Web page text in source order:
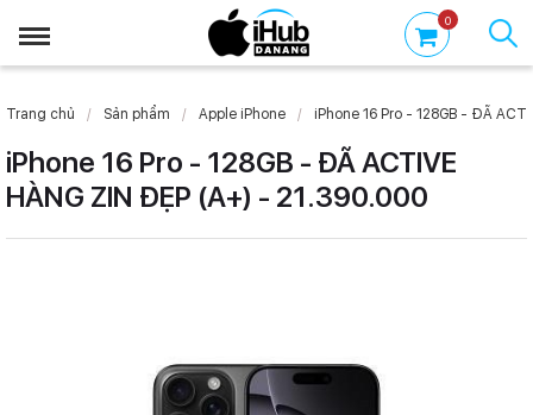
0
Trang chủ Sản phẩm Apple iPhone iPhone 16 Pro - 128GB - ĐÃ
iPhone 16 Pro - 128GB - ĐÃ ACTIVE
HÀNG ZIN ĐẸP (A+) - 21.390.000